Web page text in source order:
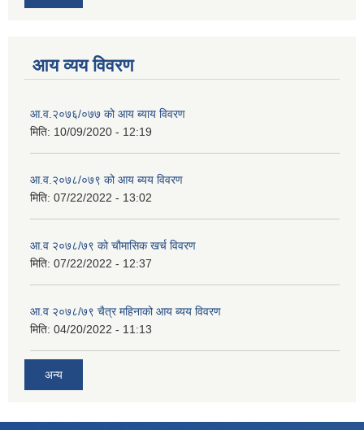
आय व्यय विवरण
आ.व.२०७६/०७७ को आय ब्याय विवरण
मिति: 10/09/2020 - 12:19
आ.व.२०७८/०७९ को आय ब्यय विवरण
मिति: 07/22/2022 - 13:02
आ.व २०७८/७९ को चौमासिक खर्च विवरण
मिति: 07/22/2022 - 12:37
आ.व २०७८/७९ चैत्र महिनाको आय ब्यय विवरण
मिति: 04/20/2022 - 11:13
अन्य